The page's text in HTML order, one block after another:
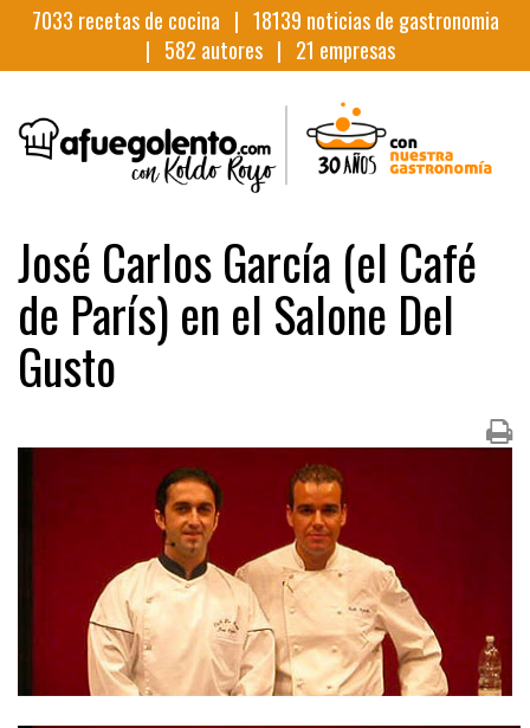
7033 recetas de cocina | 18139 noticias de gastronomia
| 582 autores | 21 empresas
José Carlos García (el Café
de París) en el Salone Del
Gusto